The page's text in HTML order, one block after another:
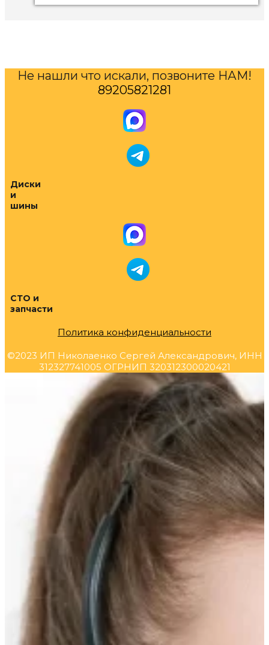
Не нашли что искали, позвоните НАМ!
89205821281
Диски
и
шины
СТО и
запчасти
Политика конфиденциальности
©2023 ИП Николаенко Сергей Александрович, ИНН
312327741005 ОГРНИП 320312300020421